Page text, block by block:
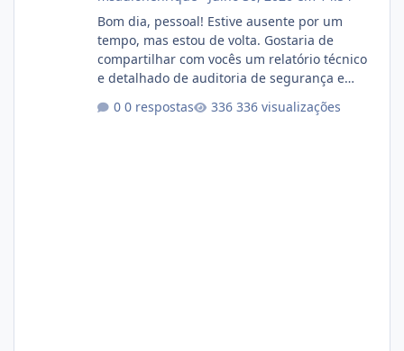
Bom dia, pessoal! Estive ausente por um
tempo, mas estou de volta. Gostaria de
compartilhar com vocês um relatório técnico
e detalhado de auditoria de segurança e
atualmente em circulação e comercialização
0 respostas 336 visualizações